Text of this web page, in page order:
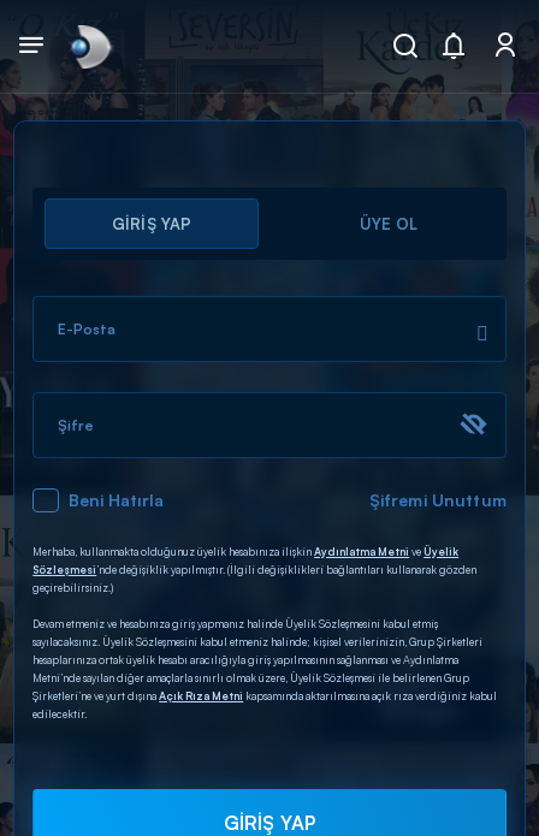
Arama
ARAMA SONUÇLARI
DİĞER SONUÇLAR
GİRİŞ YAP ÜYE OL
E-Posta
Şifre
Beni Hatırla Şifremi Unuttum
Merhaba, kullanmakta olduğunuz üyelik hesabınıza ilişkinAydınlatma Metni veÜyelik
Sözleşmesi’nde değişiklik yapılmıştır. (İlgili değişiklikleri bağlantıları kullanarak gözden
geçirebilirsiniz.)
Devam etmeniz ve hesabınıza giriş yapmanız halinde Üyelik Sözleşmesini kabul etmiş
sayılacaksınız. Üyelik Sözleşmesini kabul etmeniz halinde; kişisel verilerinizin, Grup Şirketleri
hesaplarınıza ortak üyelik hesabı aracılığıyla giriş yapılmasının sağlanması ve Aydınlatma
Metni’nde sayılan diğer amaçlarla sınırlı olmak üzere, Üyelik Sözleşmesi ile belirlenen Grup
Şirketleri’ne ve yurt dışınaAçık Rıza Metni kapsamında aktarılmasına açık rıza verdiğiniz kabul
edilecektir.
GİRİŞ YAP